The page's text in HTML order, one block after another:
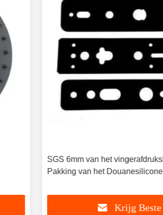
SGS 6mm van het
Pakking van het Douanesilicone
Krijg